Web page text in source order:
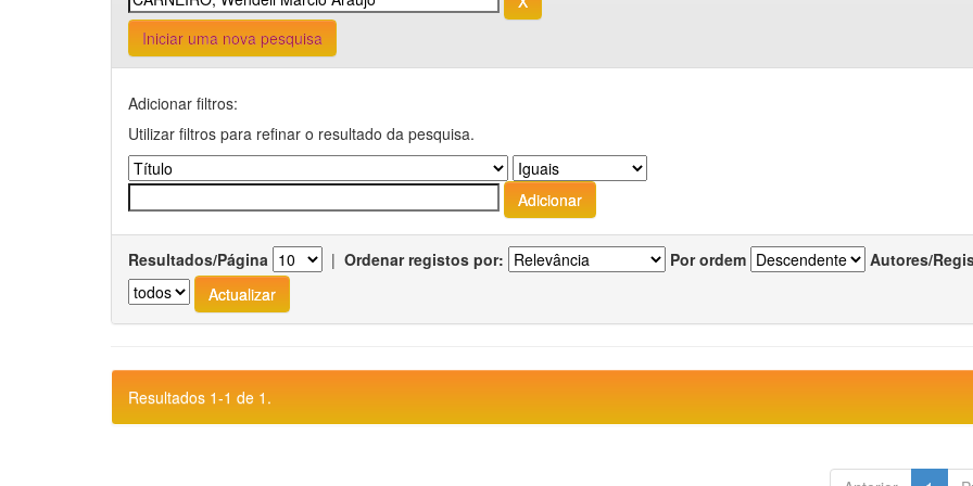
Iniciar uma nova pesquisa
Adicionar filtros:
Utilizar filtros para refinar o resultado da pesquisa.
Resultados/Página | Ordenar registos por: Por ordem Autores/
Resultados 1-1 de 1.